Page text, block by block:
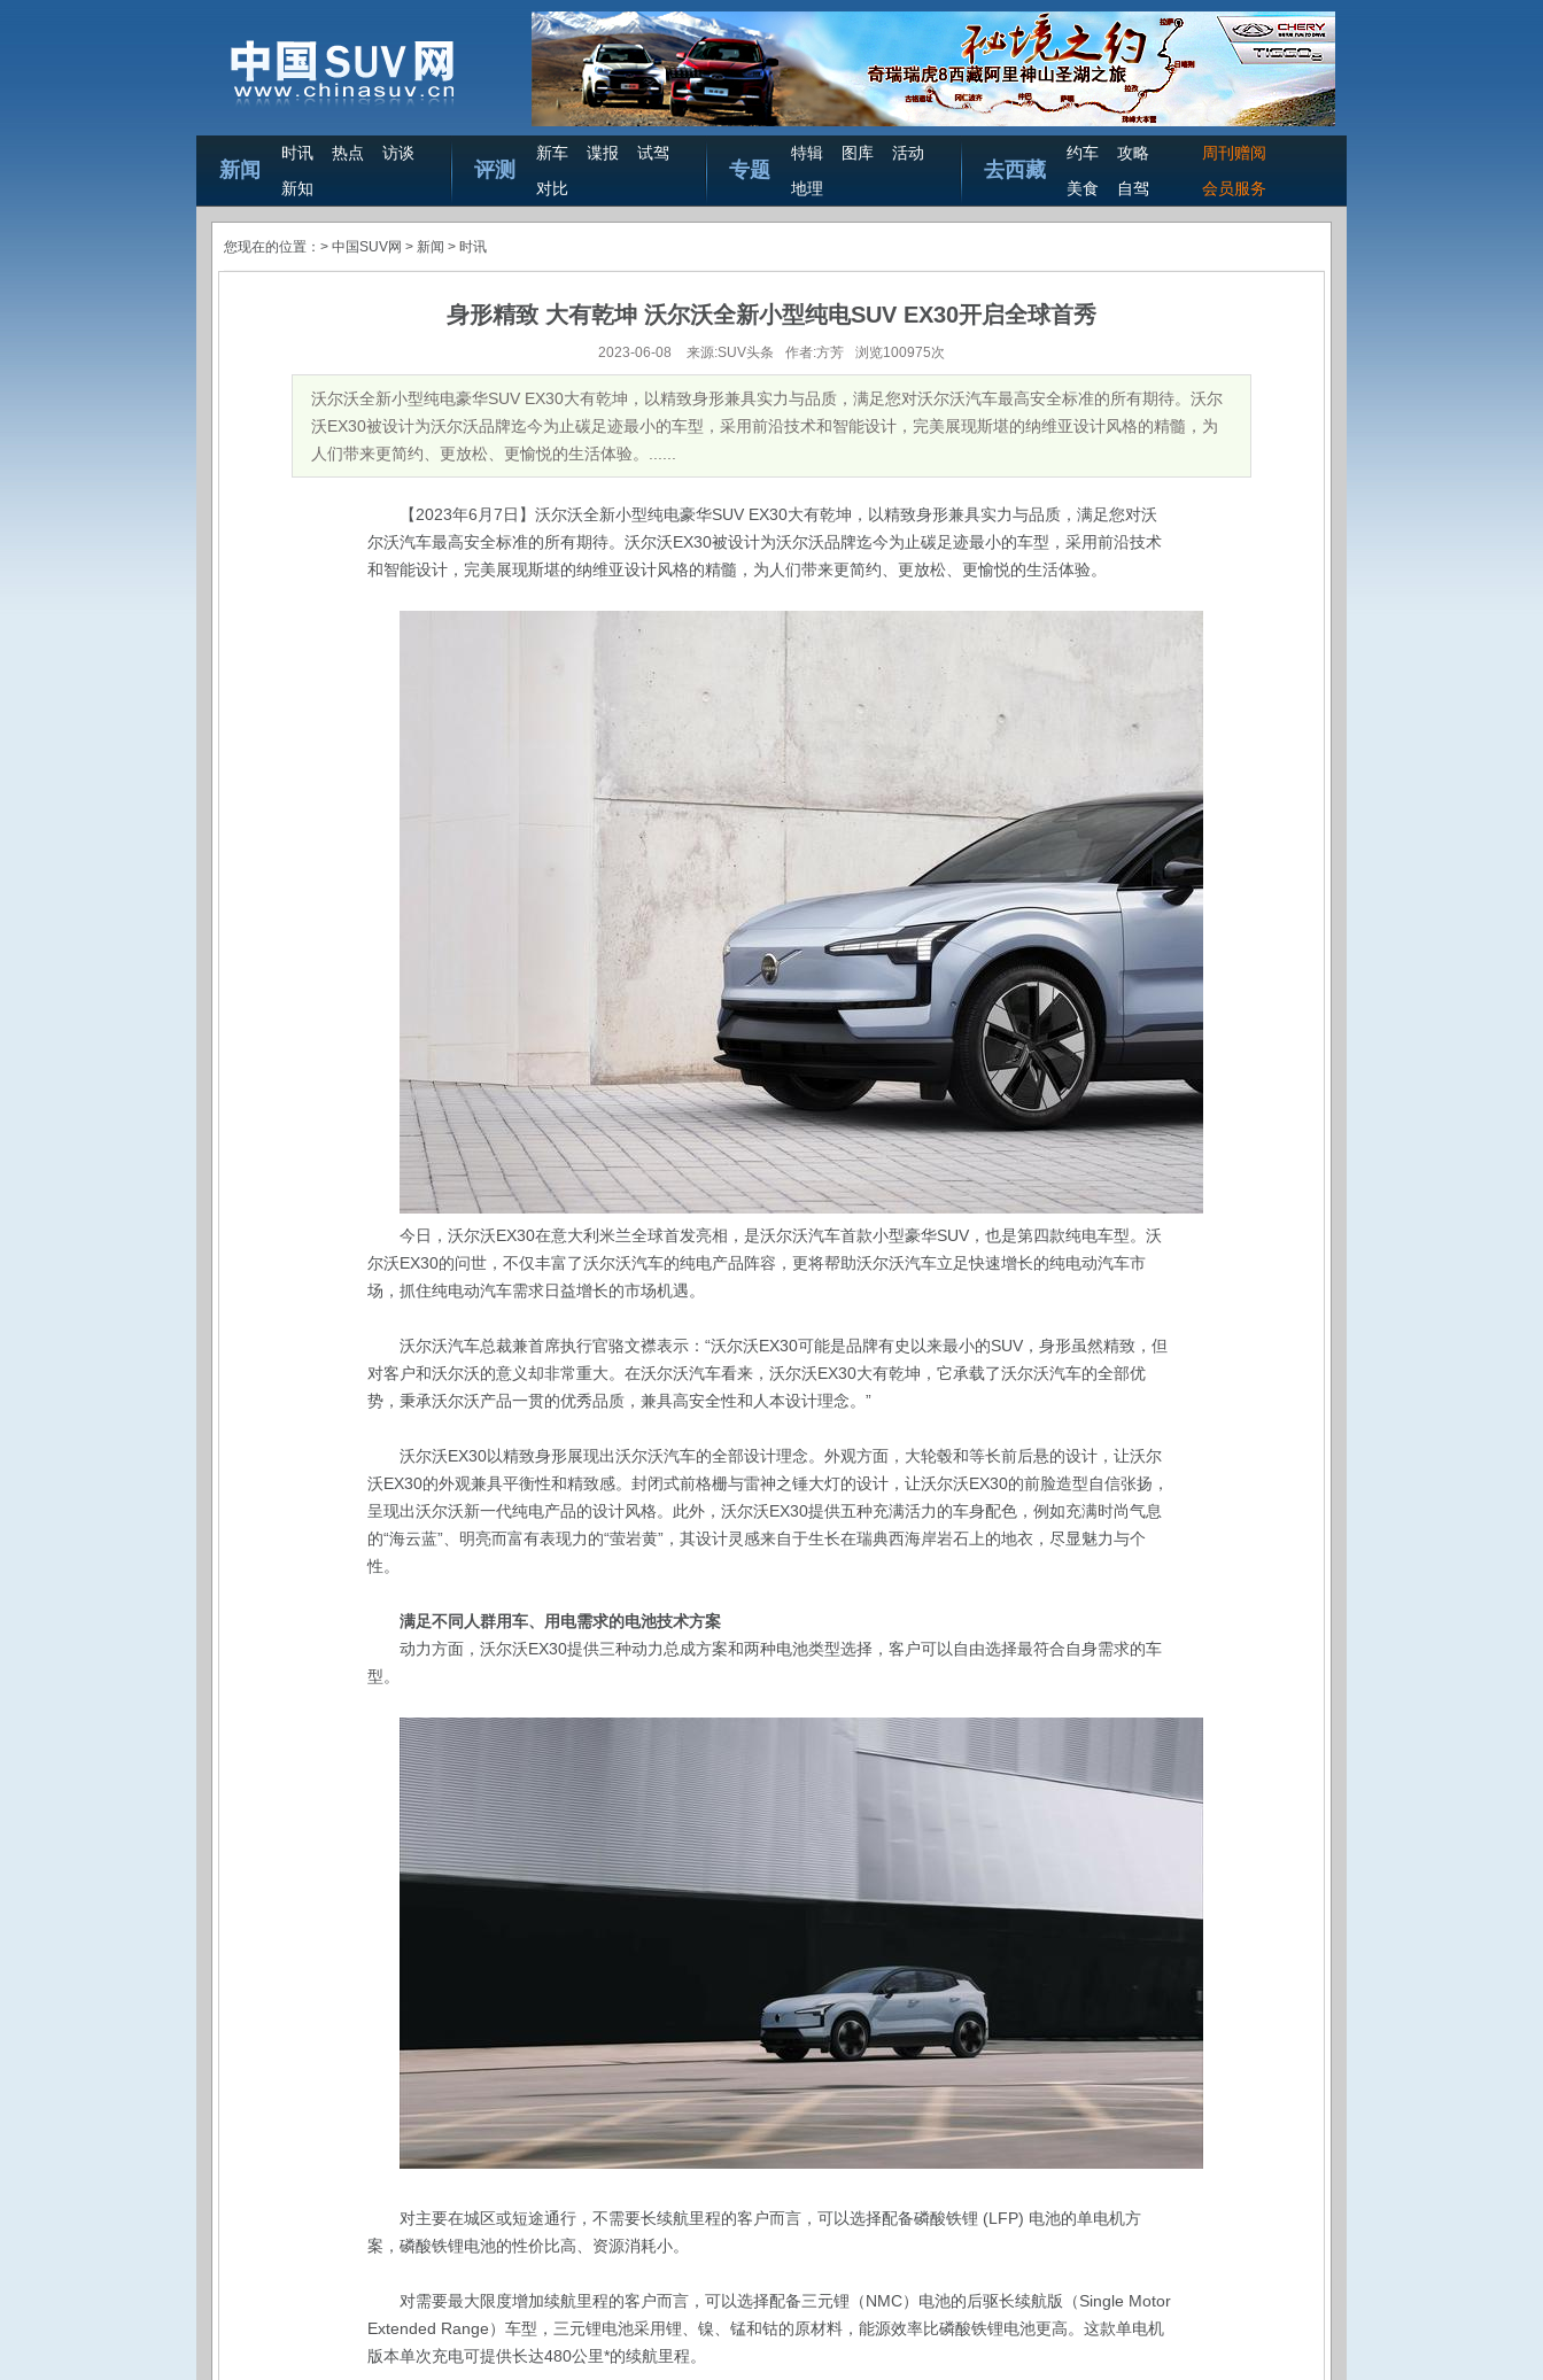
新闻
时讯 热点
访谈
新知
评测
新车 谍报
试驾
对比
专题
特辑 图库
活动
地理
去西藏
约车
攻略
美食
自驾
周刊赠阅
会员服务
您现在的位置：> 中国SUV网 > 新闻 > 时讯
身形精致 大有乾坤 沃尔沃全新小型纯电SUV EX30开启全球首秀
2023-06-08 来源:SUV头条 作者:方芳 浏览100975次
沃尔沃全新小型纯电豪华SUV EX30大有乾坤，以精致身形兼具实力与品质，满足您对沃尔沃汽车最高安全标准的所有期待。沃尔
沃EX30被设计为沃尔沃品牌迄今为止碳足迹最小的车型，采用前沿技术和智能设计，完美展现斯堪的纳维亚设计风格的精髓，为
人们带来更简约、更放松、更愉悦的生活体验。......
【2023年6月7日】沃尔沃全新小型纯电豪华SUV EX30大有乾坤，以精致身形兼具实力与品质，满足您对沃
尔沃汽车最高安全标准的所有期待。沃尔沃EX30被设计为沃尔沃品牌迄今为止碳足迹最小的车型，采用前沿技术
和智能设计，完美展现斯堪的纳维亚设计风格的精髓，为人们带来更简约、更放松、更愉悦的生活体验。
今日，沃尔沃EX30在意大利米兰全球首发亮相，是沃尔沃汽车首款小型豪华SUV，也是第四款纯电车型。沃
尔沃EX30的问世，不仅丰富了沃尔沃汽车的纯电产品阵容，更将帮助沃尔沃汽车立足快速增长的纯电动汽车市
场，抓住纯电动汽车需求日益增长的市场机遇。
沃尔沃汽车总裁兼首席执行官骆文襟表示：“沃尔沃EX30可能是品牌有史以来最小的SUV，身形虽然精致，但
对客户和沃尔沃的意义却非常重大。在沃尔沃汽车看来，沃尔沃EX30大有乾坤，它承载了沃尔沃汽车的全部优
势，秉承沃尔沃产品一贯的优秀品质，兼具高安全性和人本设计理念。”
沃尔沃EX30以精致身形展现出沃尔沃汽车的全部设计理念。外观方面，大轮毂和等长前后悬的设计，让沃尔
沃EX30的外观兼具平衡性和精致感。封闭式前格栅与雷神之锤大灯的设计，让沃尔沃EX30的前脸造型自信张扬，
呈现出沃尔沃新一代纯电产品的设计风格。此外，沃尔沃EX30提供五种充满活力的车身配色，例如充满时尚气息
的“海云蓝”、明亮而富有表现力的“萤岩黄”，其设计灵感来自于生长在瑞典西海岸岩石上的地衣，尽显魅力与个
性。
满足不同人群用车、用电需求的电池技术方案
动力方面，沃尔沃EX30提供三种动力总成方案和两种电池类型选择，客户可以自由选择最符合自身需求的车
型。
对主要在城区或短途通行，不需要长续航里程的客户而言，可以选择配备磷酸铁锂 (LFP) 电池的单电机方
案，磷酸铁锂电池的性价比高、资源消耗小。
对需要最大限度增加续航里程的客户而言，可以选择配备三元锂（NMC）电池的后驱长续航版（Single Motor
Extended Range）车型，三元锂电池采用锂、镍、锰和钴的原材料，能源效率比磷酸铁锂电池更高。这款单电机
版本单次充电可提供长达480公里*的续航里程。